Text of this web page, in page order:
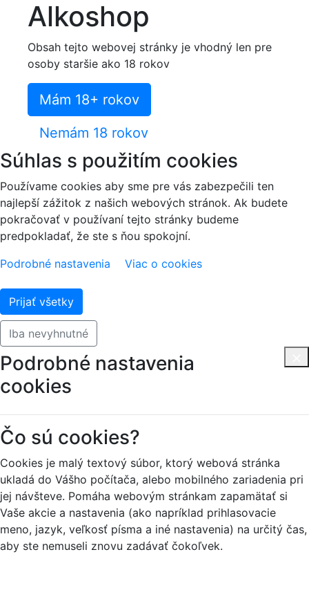
Alkoshop
Obsah tejto webovej stránky je vhodný len pre
osoby staršie ako 18 rokov
Mám 18+ rokov
Nemám 18 rokov
Súhlas s použitím cookies
Používame cookies aby sme pre vás zabezpečili ten
najlepší zážitok z našich webových stránok. Ak budete
pokračovať v používaní tejto stránky budeme
predpokladať, že ste s ňou spokojní.
Podrobné nastavenia
Viac o cookies
Prijať všetky
Iba nevyhnutné
Podrobné nastavenia
cookies
Čo sú cookies?
Cookies je malý textový súbor, ktorý webová stránka
ukladá do Vášho počítača, alebo mobilného zariadenia pri
jej návšteve. Pomáha webovým stránkam zapamätať si
Vaše akcie a nastavenia (ako napríklad prihlasovacie
meno, jazyk, veľkosť písma a iné nastavenia) na určitý čas,
aby ste nemuseli znovu zadávať čokoľvek.